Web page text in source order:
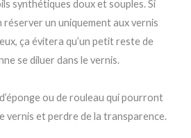
synthétiques doux et souples. Si
réserver un uniquement aux vernis
ça évitera qu’un petit reste de
se diluer dans le vernis.
ou de rouleau qui pourront
vernis et perdre de la transparence.